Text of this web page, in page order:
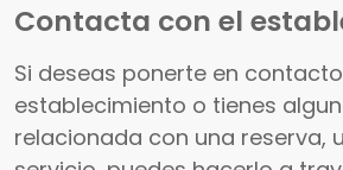
Contacta con el
Si deseas ponerte en
establecimiento o tienes
relacionada con una reserva,